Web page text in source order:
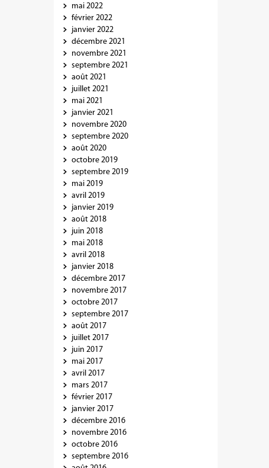
mai 2022
février 2022
janvier 2022
décembre 2021
novembre 2021
septembre 2021
août 2021
juillet 2021
mai 2021
janvier 2021
novembre 2020
septembre 2020
août 2020
octobre 2019
septembre 2019
mai 2019
avril 2019
janvier 2019
août 2018
juin 2018
mai 2018
avril 2018
janvier 2018
décembre 2017
novembre 2017
octobre 2017
septembre 2017
août 2017
juillet 2017
juin 2017
mai 2017
avril 2017
mars 2017
février 2017
janvier 2017
décembre 2016
novembre 2016
octobre 2016
septembre 2016